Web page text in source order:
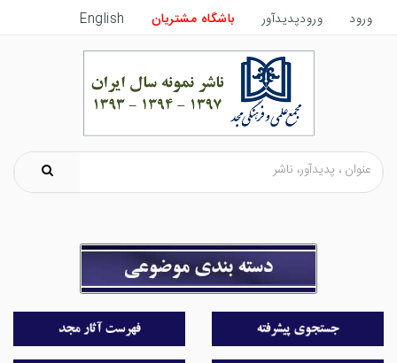
ورود ورودپدیدآور باشگاه مشتریان English